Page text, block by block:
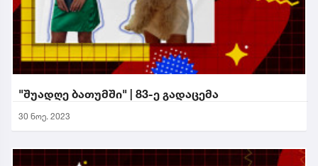
"შუადღე ბათუმში" | 83-ე გადაცემა
30 ნოე. 2023